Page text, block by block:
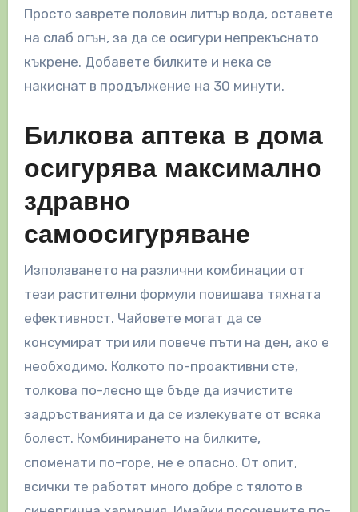
Просто заврете половин литър вода, оставете
на слаб огън, за да се осигури непрекъснато
къкрене. Добавете билките и нека се
накиснат в продължение на 30 минути.
Билкова аптека в дома
осигурява максимално
здравно
самоосигуряване
Използването на различни комбинации от
тези растителни формули повишава тяхната
ефективност. Чайовете могат да се
консумират три или повече пъти на ден, ако е
необходимо. Колкото по-проактивни сте,
толкова по-лесно ще бъде да изчистите
задръстванията и да се излекувате от всяка
болест. Комбинирането на билките,
споменати по-горе, не е опасно. От опит,
всички те работят много добре с тялото в